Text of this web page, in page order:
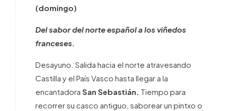
(domingo)
Del sabor del norte español a los viñedos
franceses.
Desayuno. Salida hacia el norte atravesando
Castilla y el País Vasco hasta llegar a la
encantadora San Sebastián. Tiempo para
recorrer su casco antiguo, saborear un pintxo o